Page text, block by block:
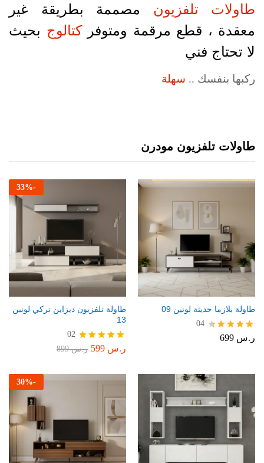
طاولات تلفزيون مصممة بطريقة غير
معقدة ، قطع مرقمة ومتوفركتالوج بحيث
لا تحتاج فني
ركبها بنفسك .. سهلة
طاولات تلفزيون مودرن
طاولة بلازما حديثة لونين 09
تم التقييم
04
ر.س
-
33%
طاولة تلفزيون ديزاين تركي لونين
13
تم التقييم
02
ر.س ر.س899
-
30%